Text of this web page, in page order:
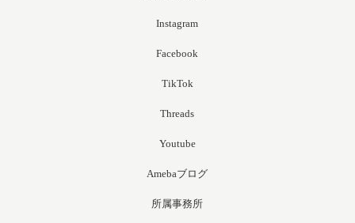
Instagram
Facebook
TikTok
Threads
Youtube
Amebaブログ
所属事務所